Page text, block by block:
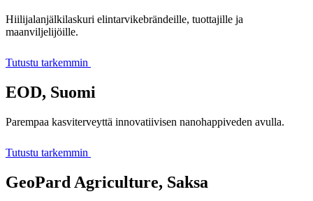
Hiilijalanjälkilaskuri elintarvikebrändeille, tuottajille ja
maanviljelijöille.
Tutustu tarkemmin
EOD, Suomi
Parempaa kasviterveyttä innovatiivisen nanohappiveden avulla.
Tutustu tarkemmin
GeoPard Agriculture, Saksa